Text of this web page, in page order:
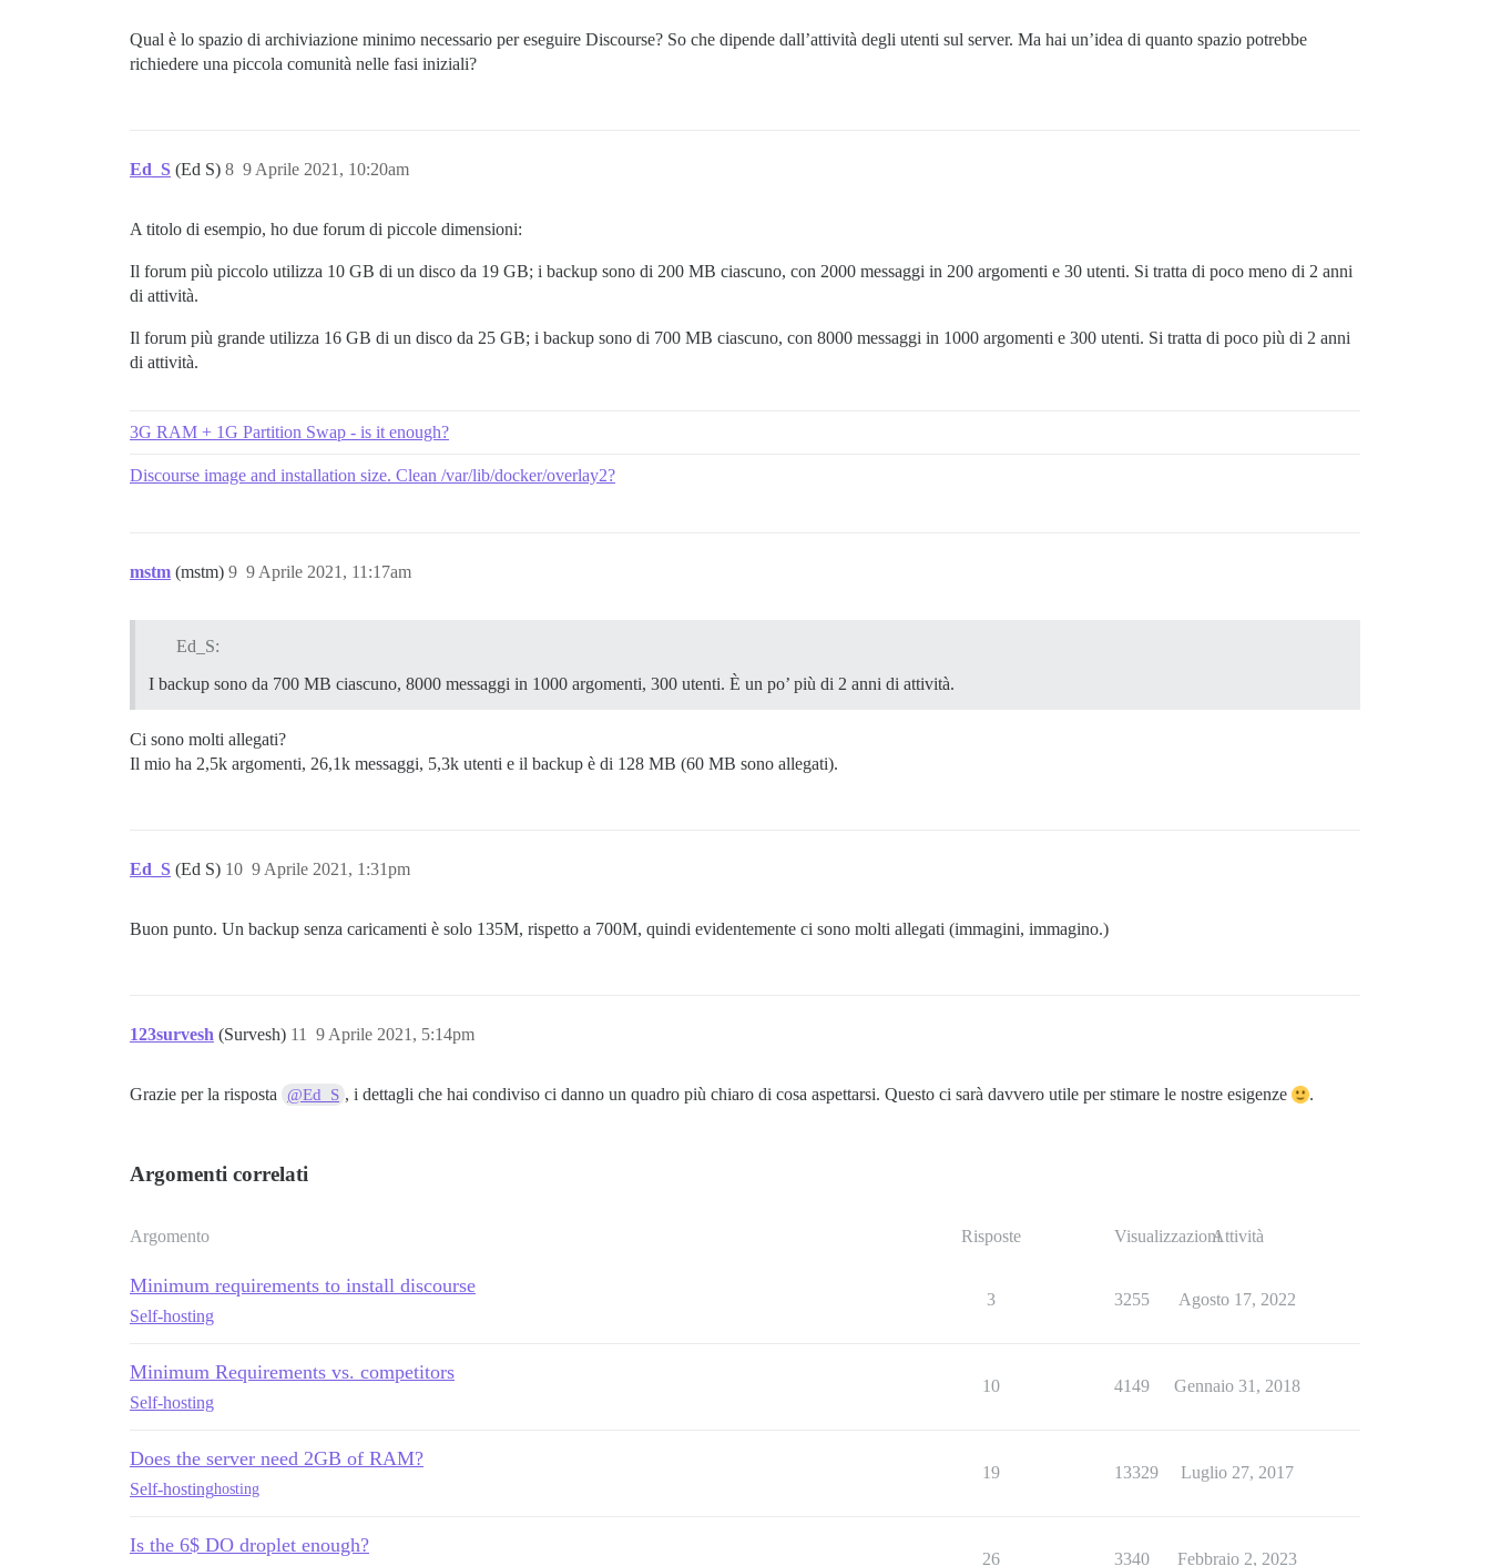
Qual è lo spazio di archiviazione minimo necessario per eseguire Discourse? So che dipende dall’attività degli utenti sul server. Ma hai un’idea di quanto spazio potrebbe
richiedere una piccola comunità nelle fasi iniziali?
Ed_S (Ed S) 9 Aprile 2021, 10:20am
8
A titolo di esempio, ho due forum di piccole dimensioni:
Il forum più piccolo utilizza 10 GB di un disco da 19 GB; i backup sono di 200 MB ciascuno, con 2000 messaggi in 200 argomenti e 30 utenti. Si tratta di poco meno di 2 anni
di attività.
Il forum più grande utilizza 16 GB di un disco da 25 GB; i backup sono di 700 MB ciascuno, con 8000 messaggi in 1000 argomenti e 300 utenti. Si tratta di poco più di 2 anni
di attività.
3G RAM + 1G Partition Swap - is it enough?
Discourse image and installation size. Clean /var/lib/docker/overlay2?
mstm (mstm) 9 Aprile 2021, 11:17am
9
Ed_S:
I backup sono da 700 MB ciascuno, 8000 messaggi in 1000 argomenti, 300 utenti. È un po’ più di 2 anni di attività.
Ci sono molti allegati?
Il mio ha 2,5k argomenti, 26,1k messaggi, 5,3k utenti e il backup è di 128 MB (60 MB sono allegati).
Ed_S (Ed S) 9 Aprile 2021, 1:31pm
10
Buon punto. Un backup senza caricamenti è solo 135M, rispetto a 700M, quindi evidentemente ci sono molti allegati (immagini, immagino.)
123survesh (Survesh) 9 Aprile 2021, 5:14pm
11
Grazie per la risposta @Ed_S , i dettagli che hai condiviso ci danno un quadro più chiaro di cosa aspettarsi. Questo ci sarà davvero utile per stimare le nostre esigenze .
Argomenti correlati
Argomento Risposte VisualizzazioniAttività
Minimum requirements to install discourse
Self-hosting
3 3255 Agosto 17, 2022
Minimum Requirements vs. competitors
Self-hosting
10 4149 Gennaio 31, 2018
Does the server need 2GB of RAM?
Self-hostinghosting
19 13329 Luglio 27, 2017
Is the 6$ DO droplet enough?
26 3340 Febbraio 2, 2023